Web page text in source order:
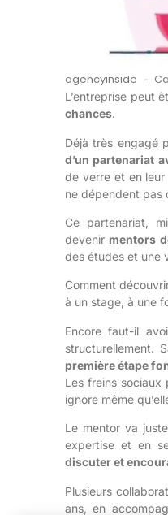
agencyinside -
L’entreprise peut
chances.
Déjà très engagé
d’un partenariat
de verre et en
ne dépendent pas
Ce partenariat,
devenir mentors
des études et une
Comment
à un stage, à une
Encore faut-il
structurellement.
première étape
Les freins sociaux
ignore même
Le mentor va
expertise et en
discuter et
Plusieurs
ans, en